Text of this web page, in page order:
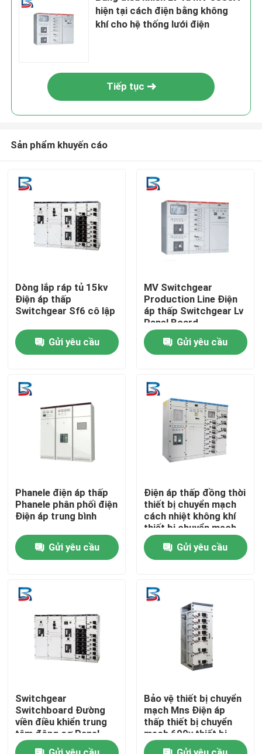
Về chúng tôi
Tham quan nhà máy
Kiểm soát chất lượng
Liên hệ chúng tôi
Tin tức
Yêu cầu báo giá
thiết bị đóng cắt điện áp cao
hiện tại cách điện bằng không
khí cho hệ thống lưới điện
Tiếp tục
Sản phẩm khuyến cáo
Dòng lắp ráp tủ 15kv
Điện áp thấp
Switchgear Sf6 cô lập
Gửi yêu cầu
MV Switchgear
Production Line Điện
áp thấp Switchgear Lv
Panel Board
Gửi yêu cầu
Phanele điện áp thấp
Phanele phân phối điện
Điện áp trung bình
Gửi yêu cầu
Điện áp thấp đồng thời
thiết bị chuyển mạch
cách nhiệt không khí
thiết bị chuyển mạch
ngoài trời
Gửi yêu cầu
Switchgear
Switchboard Đường
viền điều khiển trung
tâm động cơ Panel
Power Distribution
Bảo vệ thiết bị chuyển
mạch Mns Điện áp
thấp thiết bị chuyển
mạch 600v thiết bị
chuyển mạch